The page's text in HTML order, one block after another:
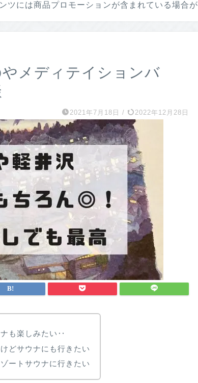
ツには商品プロモーションが含まれている場合が
やメディテイションバ
2021年7月18日 / 2022年12月28日
も楽しみたい‥
どサウナにも行きたい
ートサウナに行きたい